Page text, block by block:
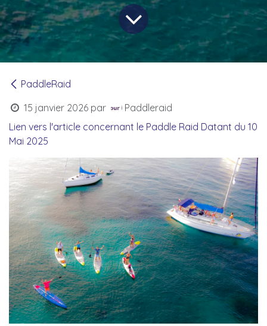
PaddleRaid
15 janvier 2026 par
Paddleraid
Lien vers l'article concernant le Paddle Raid Datant du 10
Mai 2025